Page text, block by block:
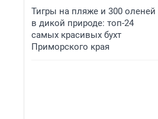
Тигры на пляже и 300 оленей
в дикой природе: топ-24
самых красивых бухт
Приморского края